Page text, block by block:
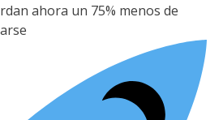
ahora un 75% menos de